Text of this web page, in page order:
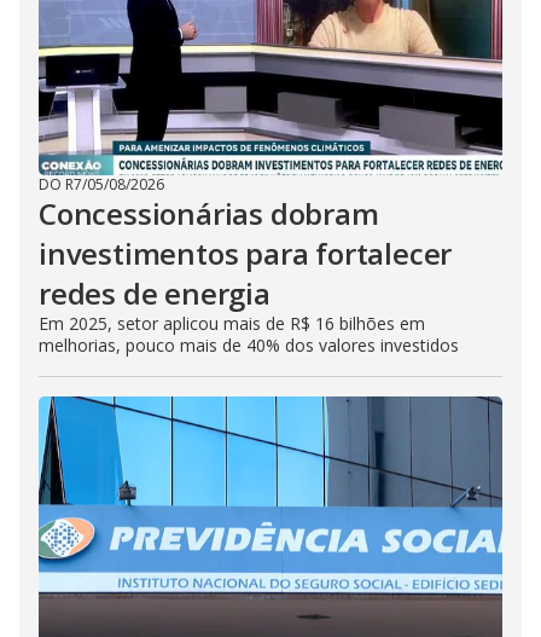
DO R7/05/08/2026
Concessionárias dobram
investimentos para fortalecer
redes de energia
Em 2025, setor aplicou mais de R$ 16 bilhões em
melhorias, pouco mais de 40% dos valores investidos